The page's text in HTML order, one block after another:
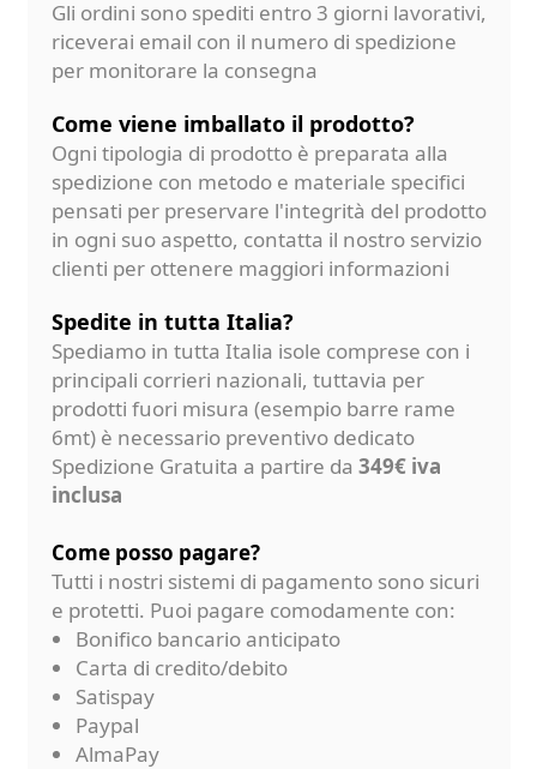
Gli ordini sono spediti entro 3 giorni lavorativi,
riceverai email con il numero di spedizione
per monitorare la consegna
Come viene imballato il prodotto?
Ogni tipologia di prodotto è preparata alla
spedizione con metodo e materiale specifici
pensati per preservare l'integrità del prodotto
in ogni suo aspetto, contatta il nostro servizio
clienti per ottenere maggiori informazioni
Spedite in tutta Italia?
Spediamo in tutta Italia isole comprese con i
principali corrieri nazionali, tuttavia per
prodotti fuori misura (esempio barre rame
6mt) è necessario preventivo dedicato
Spedizione Gratuita a partire da 349€ iva
inclusa
Come posso pagare?
Tutti i nostri sistemi di pagamento sono sicuri
e protetti. Puoi pagare comodamente con:
Bonifico bancario anticipato
Carta di credito/debito
Satispay
Paypal
AlmaPay